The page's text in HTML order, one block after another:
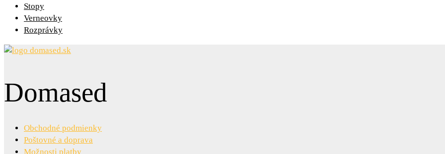
Stopy
Verneovky
Rozprávky
Domased
Obchodné podmienky
Poštovné a doprava
Možnosti platby